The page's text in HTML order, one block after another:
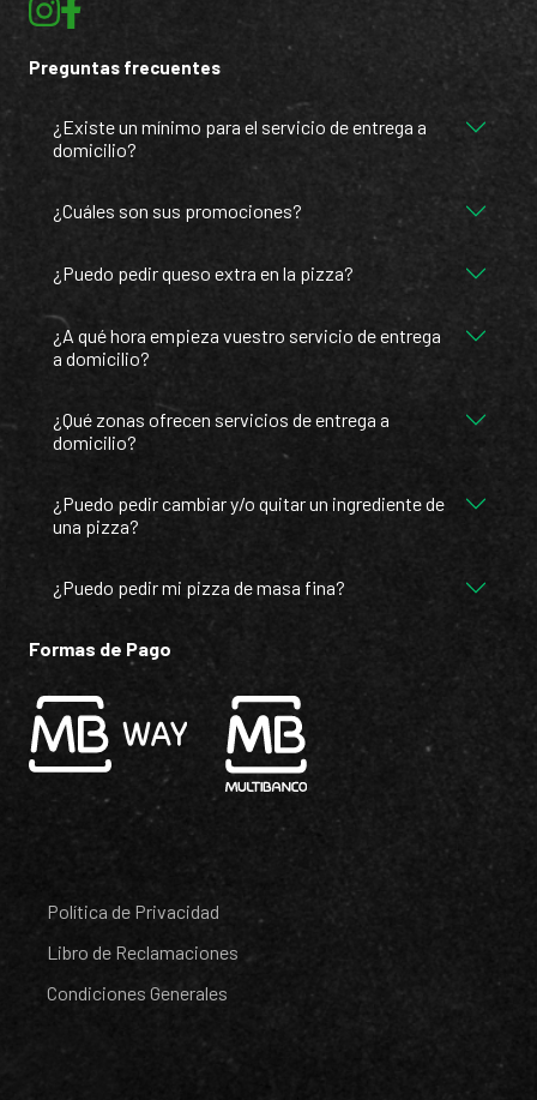
Preguntas frecuentes
¿Existe un mínimo para el servicio de entrega a
domicilio?
¿Cuáles son sus promociones?
¿Puedo pedir queso extra en la pizza?
¿A qué hora empieza vuestro servicio de entrega
a domicilio?
¿Qué zonas ofrecen servicios de entrega a
domicilio?
¿Puedo pedir cambiar y/o quitar un ingrediente de
una pizza?
¿Puedo pedir mi pizza de masa fina?
Formas de Pago
Política de Privacidad
Libro de Reclamaciones
Condiciones Generales